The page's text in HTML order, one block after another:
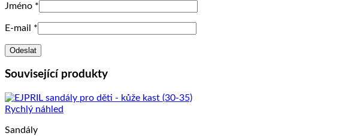
Jméno *
E-mail *
Související produkty
Rychlý náhled
Sandály